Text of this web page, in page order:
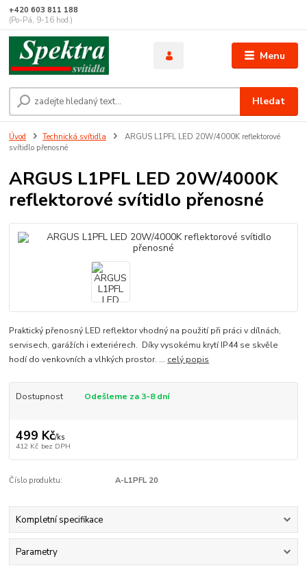
Menu
Hledat
+420 603 811 188
(Po-Pá, 9-16 hod.)
Úvod Technická svítidla
ARGUS L1PFL LED 20W/4000K reflektorové
svítidlo přenosné
ARGUS L1PFL LED 20W/4000K
reflektorové svítidlo přenosné
Praktický přenosný LED reflektor vhodný na použití při práci v dílnách,
servisech, garážích i exteriérech. Díky vysokému krytí IP44 se skvěle
hodí do venkovních a vlhkých prostor. ... celý popis
Dostupnost Odešleme za 3-8 dní
499 Kč/ks
412 Kč bez DPH
Číslo produktu: A-L1PFL 20
Kompletní specifikace
Parametry